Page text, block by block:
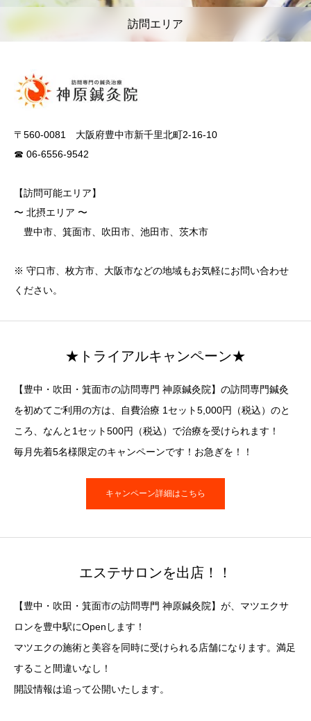
訪問エリア
〒560-0081 大阪府豊中市新千里北町2-16-10
☎ 06-6556-9542
【訪問可能エリア】
〜 北摂エリア 〜
豊中市、箕面市、吹田市、池田市、茨木市
※ 守口市、枚方市、大阪市などの地域もお気軽にお問い合わせ
ください。
★トライアルキャンペーン★
【豊中・吹田・箕面市の訪問専門 神原鍼灸院】の訪問専門鍼灸
を初めてご利用の方は、自費治療 1セット5,000円（税込）のと
ころ、なんと1セット500円（税込）で治療を受けられます！
毎月先着5名様限定のキャンペーンです！お急ぎを！！
キャンペーン詳細はこちら
エステサロンを出店！！
【豊中・吹田・箕面市の訪問専門 神原鍼灸院】が、マツエクサ
ロンを豊中駅にOpenします！
マツエクの施術と美容を同時に受けられる店舗になります。満足
すること間違いなし！
開設情報は追って公開いたします。